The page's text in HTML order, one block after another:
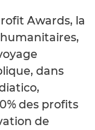
Awards, la
dans
des profits
de